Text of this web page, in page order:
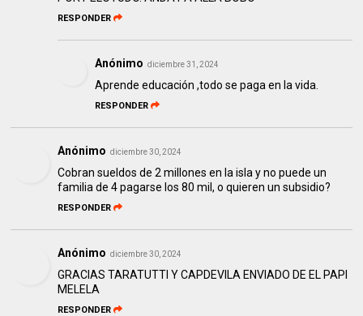
RESPONDER
Anónimo diciembre 31, 2024
Aprende educación ,todo se paga en la vida.
RESPONDER
Anónimo diciembre 30, 2024
Cobran sueldos de 2 millones en la isla y no puede un
familia de 4 pagarse los 80 mil, o quieren un subsidio?
RESPONDER
Anónimo diciembre 30, 2024
GRACIAS TARATUTTI Y CAPDEVILA ENVIADO DE EL PAPI
MELELA
RESPONDER